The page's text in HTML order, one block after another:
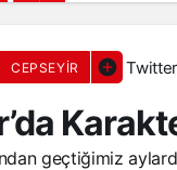
CEPSEYIR
geçtiğimiz